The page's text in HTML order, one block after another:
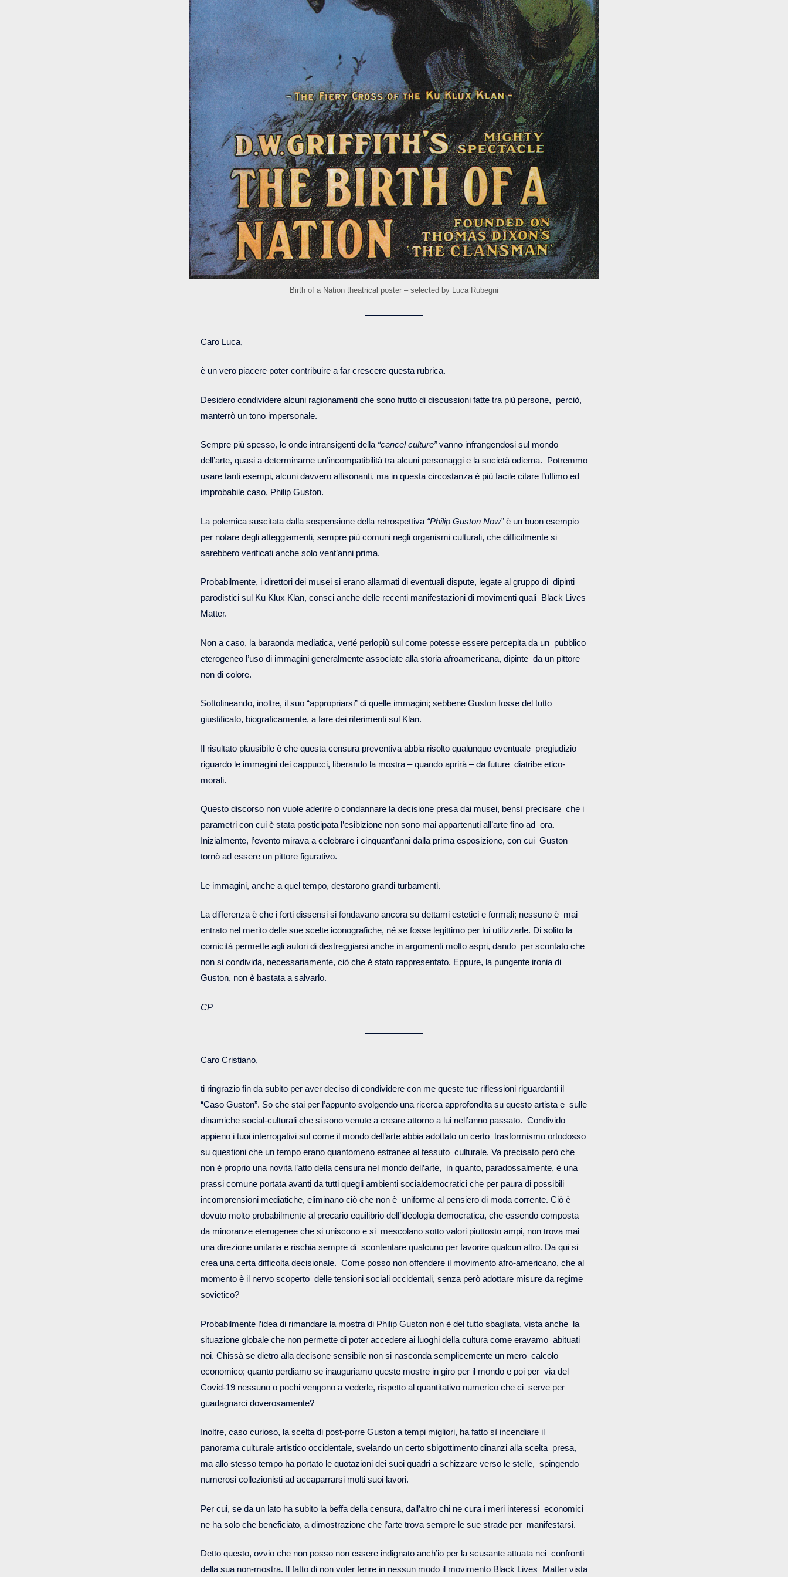
Birth of a Nation theatrical poster – selected by Luca Rubegni
Caro Luca,
è un vero piacere poter contribuire a far crescere questa rubrica.
Desidero condividere alcuni ragionamenti che sono frutto di discussioni fatte tra più persone, perciò,
manterrò un tono impersonale.
Sempre più spesso, le onde intransigenti della “cancel culture”vanno infrangendosi sul mondo
dell’arte, quasi a determinarne un’incompatibilità tra alcuni personaggi e la società odierna. Potremmo
usare tanti esempi, alcuni davvero altisonanti, ma in questa circostanza è più facile citare l’ultimo ed
improbabile caso, Philip Guston.
La polemica suscitata dalla sospensione della retrospettiva “Philip Guston Now”è un buon esempio
per notare degli atteggiamenti, sempre più comuni negli organismi culturali, che difficilmente si
sarebbero verificati anche solo vent’anni prima.
Probabilmente, i direttori dei musei si erano allarmati di eventuali dispute, legate al gruppo di dipinti
parodistici sul Ku Klux Klan, consci anche delle recenti manifestazioni di movimenti quali Black Lives
Matter.
Non a caso, la baraonda mediatica, verté perlopiù sul come potesse essere percepita da un pubblico
eterogeneo l’uso di immagini generalmente associate alla storia afroamericana, dipinte da un pittore
non di colore.
Sottolineando, inoltre, il suo “appropriarsi” di quelle immagini; sebbene Guston fosse del tutto
giustificato, biograficamente, a fare dei riferimenti sul Klan.
Il risultato plausibile è che questa censura preventiva abbia risolto qualunque eventuale pregiudizio
riguardo le immagini dei cappucci, liberando la mostra – quando aprirà – da future diatribe etico-
morali.
Questo discorso non vuole aderire o condannare la decisione presa dai musei, bensì precisare che i
parametri con cui è stata posticipata l’esibizione non sono mai appartenuti all’arte fino ad ora.
Inizialmente, l’evento mirava a celebrare i cinquant’anni dalla prima esposizione, con cui Guston
tornò ad essere un pittore figurativo.
Le immagini, anche a quel tempo, destarono grandi turbamenti.
La differenza è che i forti dissensi si fondavano ancora su dettami estetici e formali; nessuno è mai
entrato nel merito delle sue scelte iconografiche, né se fosse legittimo per lui utilizzarle. Di solito la
comicità permette agli autori di destreggiarsi anche in argomenti molto aspri, dando per scontato che
non si condivida, necessariamente, ciò che ė stato rappresentato. Eppure, la pungente ironia di
Guston, non è bastata a salvarlo.
CP
Caro Cristiano,
ti ringrazio fin da subito per aver deciso di condividere con me queste tue riflessioni riguardanti il
“Caso Guston”. So che stai per l’appunto svolgendo una ricerca approfondita su questo artista e sulle
dinamiche social-culturali che si sono venute a creare attorno a lui nell’anno passato. Condivido
appieno i tuoi interrogativi sul come il mondo dell’arte abbia adottato un certo trasformismo ortodosso
su questioni che un tempo erano quantomeno estranee al tessuto culturale. Va precisato però che
non è proprio una novità l’atto della censura nel mondo dell’arte, in quanto, paradossalmente, è una
prassi comune portata avanti da tutti quegli ambienti socialdemocratici che per paura di possibili
incomprensioni mediatiche, eliminano ciò che non è uniforme al pensiero di moda corrente. Ciò è
dovuto molto probabilmente al precario equilibrio dell’ideologia democratica, che essendo composta
da minoranze eterogenee che si uniscono e si mescolano sotto valori piuttosto ampi, non trova mai
una direzione unitaria e rischia sempre di scontentare qualcuno per favorire qualcun altro. Da qui si
crea una certa difficolta decisionale. Come posso non offendere il movimento afro-americano, che al
momento è il nervo scoperto delle tensioni sociali occidentali, senza però adottare misure da regime
sovietico?
Probabilmente l’idea di rimandare la mostra di Philip Guston non è del tutto sbagliata, vista anche la
situazione globale che non permette di poter accedere ai luoghi della cultura come eravamo abituati
noi. Chissà se dietro alla decisone sensibile non si nasconda semplicemente un mero calcolo
economico; quanto perdiamo se inauguriamo queste mostre in giro per il mondo e poi per via del
Covid-19 nessuno o pochi vengono a vederle, rispetto al quantitativo numerico che ci serve per
guadagnarci doverosamente?
Inoltre, caso curioso, la scelta di post-porre Guston a tempi migliori, ha fatto sì incendiare il
panorama culturale artistico occidentale, svelando un certo sbigottimento dinanzi alla scelta presa,
ma allo stesso tempo ha portato le quotazioni dei suoi quadri a schizzare verso le stelle, spingendo
numerosi collezionisti ad accaparrarsi molti suoi lavori.
Per cui, se da un lato ha subito la beffa della censura, dall’altro chi ne cura i meri interessi economici
ne ha solo che beneficiato, a dimostrazione che l’arte trova sempre le sue strade per manifestarsi.
Detto questo, ovvio che non posso non essere indignato anch’io per la scusante attuata nei confronti
della sua non-mostra. Il fatto di non voler ferire in nessun modo il movimento Black Lives Matter vista